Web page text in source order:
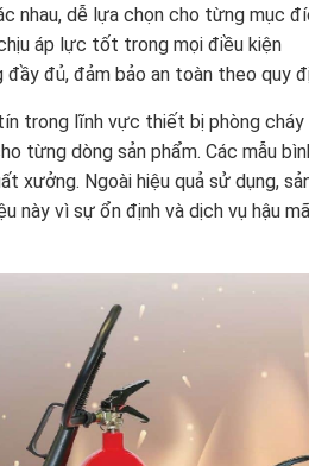
nhau, dễ lựa chọn cho từng mục
áp lực tốt trong mọi điều kiện
đủ, đảm bảo an toàn theo quy
trong lĩnh vực thiết bị phòng cháy
từng dòng sản phẩm. Các mẫu
xưởng. Ngoài hiệu quả sử dụng,
này vì sự ổn định và dịch vụ hậu